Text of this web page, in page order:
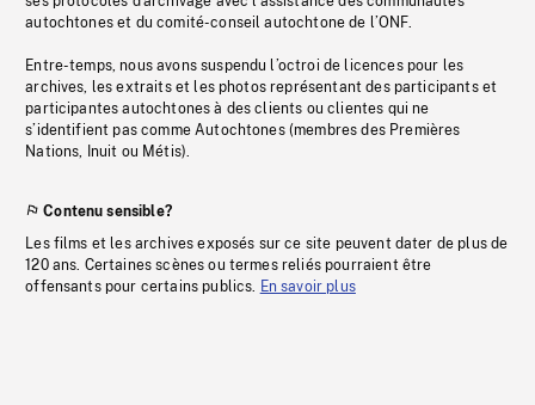
autochtones et du comité-conseil autochtone de l’ONF.
Entre-temps, nous avons suspendu l’octroi de licences pour les
archives, les extraits et les photos représentant des participants et
participantes autochtones à des clients ou clientes qui ne
s’identifient pas comme Autochtones (membres des Premières
Nations, Inuit ou Métis).
Contenu sensible?
Les films et les archives exposés sur ce site peuvent dater de plus de
120 ans. Certaines scènes ou termes reliés pourraient être
offensants pour certains publics. En savoir plus